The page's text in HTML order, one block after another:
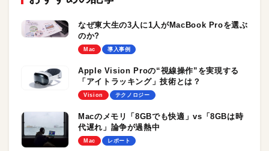
なぜ東大生の3人に1人がMacBook Proを選ぶ
のか?
Mac 導入事例
Apple Vision Proの“視線操作”を実現する
「アイトラッキング」技術とは？
Vision テクノロジー
Macのメモリ「8GBでも快適」vs「8GBは時
代遅れ」論争が過熱中
Mac レポート